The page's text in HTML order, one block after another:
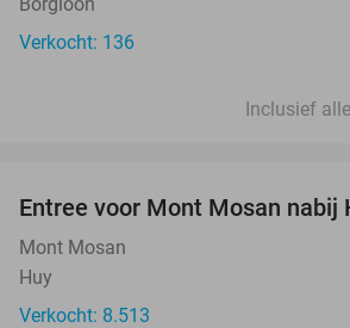
Verkocht: 136
Inclusief
Entree voor Mont Mosan nabij
Mont Mosan
Huy
Verkocht: 8.513